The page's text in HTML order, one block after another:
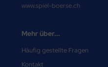
www.spiel-boerse.ch
Mehr über...
Häufig gestellte Fragen
Kontakt